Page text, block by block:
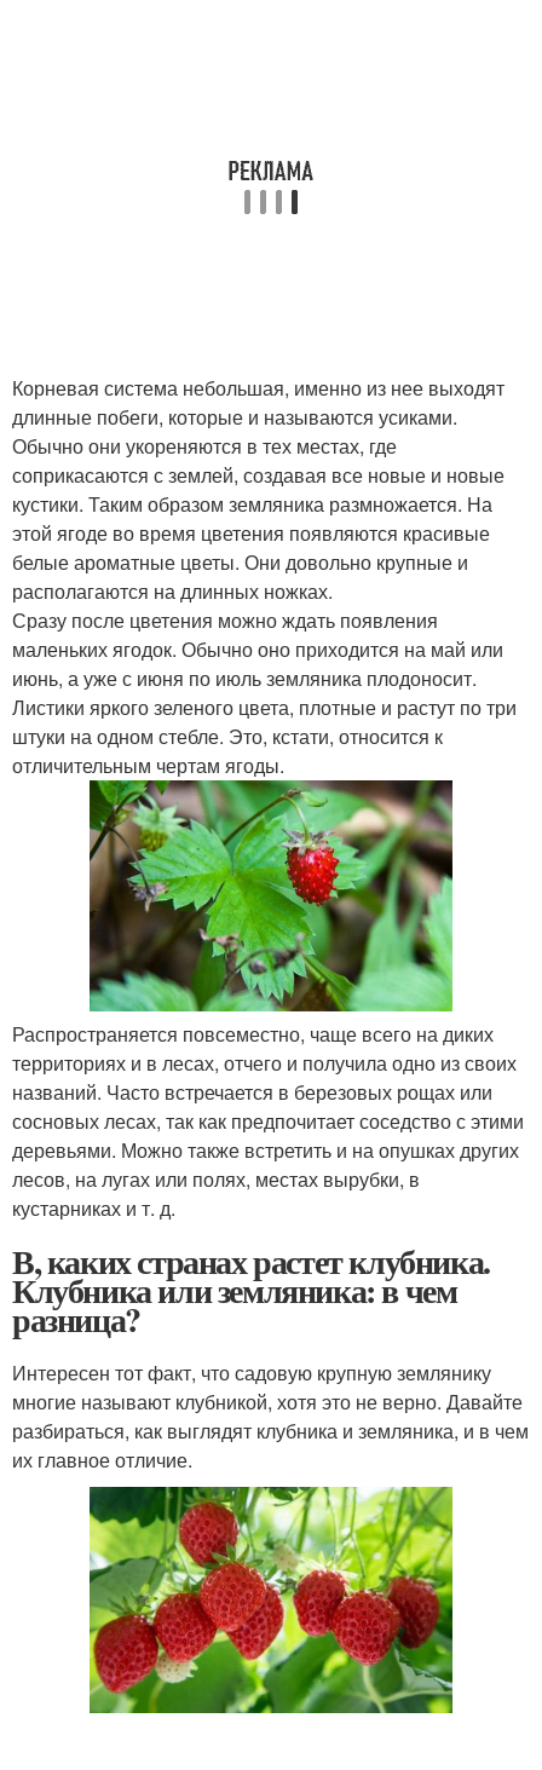
Корневая система небольшая, именно из нее выходят
длинные побеги, которые и называются усиками.
Обычно они укореняются в тех местах, где
соприкасаются с землей, создавая все новые и новые
кустики. Таким образом земляника размножается. На
этой ягоде во время цветения появляются красивые
белые ароматные цветы. Они довольно крупные и
располагаются на длинных ножках.
Сразу после цветения можно ждать появления
маленьких ягодок. Обычно оно приходится на май или
июнь, а уже с июня по июль земляника плодоносит.
Листики яркого зеленого цвета, плотные и растут по три
штуки на одном стебле. Это, кстати, относится к
отличительным чертам ягоды.
Распространяется повсеместно, чаще всего на диких
территориях и в лесах, отчего и получила одно из своих
названий. Часто встречается в березовых рощах или
сосновых лесах, так как предпочитает соседство с этими
деревьями. Можно также встретить и на опушках других
лесов, на лугах или полях, местах вырубки, в
кустарниках и т. д.
В, каких странах растет клубника.
Клубника или земляника: в чем
разница?
Интересен тот факт, что садовую крупную землянику
многие называют клубникой, хотя это не верно. Давайте
разбираться, как выглядят клубника и земляника, и в чем
их главное отличие.